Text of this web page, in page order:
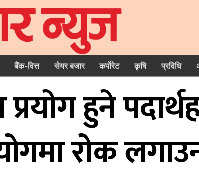
बैंक-वित्त सेयर बजार कर्पोरेट कृषि प्रविधि
प्रयोग हुने
रोक